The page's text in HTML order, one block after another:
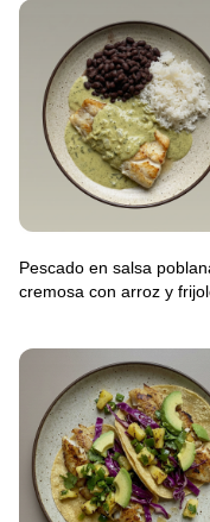
Pescado en salsa
cremosa con arroz y